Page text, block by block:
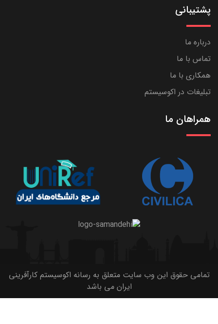
پشتیبانی
درباره ما
تماس با ما
همکاری با ما
تبلیغات در اکوسیستم
همراهان ما
تمامی حقوق این وب سایت متعلق به رسانه اکوسیستم کارآفرینی
ایران می باشد